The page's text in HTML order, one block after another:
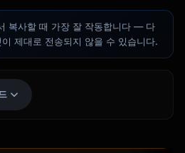
- Optimize
- Maximize state and
복사할 때 가장 잘 작동합니다 — 다
제대로 전송되지 않을 수 있습니다.